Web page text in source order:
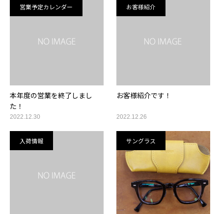
営業予定カレンダー
本年度の営業を終了しまし
た！
2022.12.30
お客様紹介
お客様紹介です！
2022.12.26
入荷情報 サングラス